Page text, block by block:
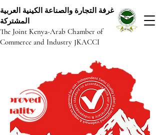
غرفة التجارة والصناعة الكينية العربية
المشتركة
The Joint Kenya-Arab Chamber of
Commerce and Industry JKACCI